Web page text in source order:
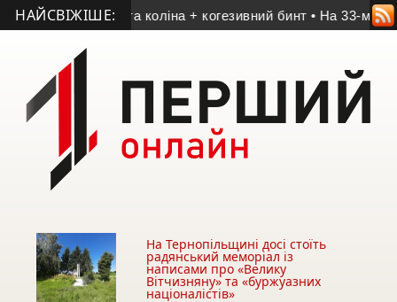
НАЙСВІЖІШЕ:
для ноги та коліна + когезивний бинт • На 33-му році
На Тернопільщині досі стоїть
радянський меморіал із
написами про «Велику
Вітчизняну» та «буржуазних
націоналістів»